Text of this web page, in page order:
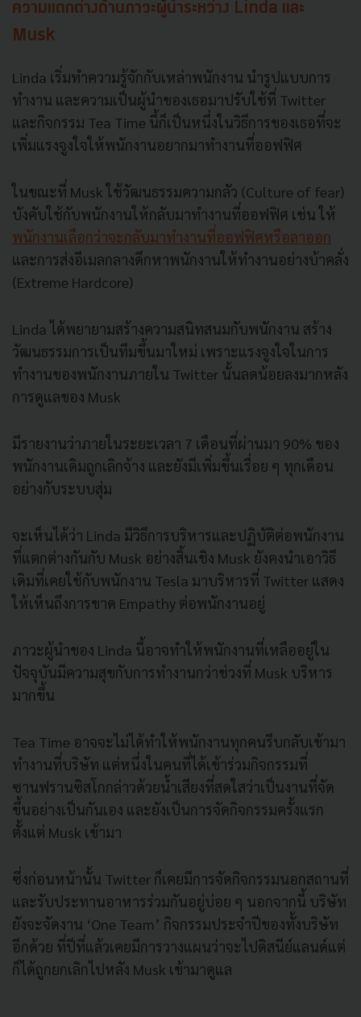
ความแตกต่างด้านภาวะผู้นำระหว่าง Linda และ
Musk
Linda เริ่มทำความรู้จักกับเหล่าพนักงาน นำรูปแบบการ
ทำงาน และความเป็นผู้นำของเธอมาปรับใช้ที่ Twitter
และกิจกรรม Tea Time นี้ก็เป็นหนึ่งในวิธีการของเธอที่จะ
เพิ่มแรงจูงใจให้พนักงานอยากมาทำงานที่ออฟฟิศ
ในขณะที่ Musk ใช้วัฒนธรรมความกลัว (Culture of fear)
บังคับใช้กับพนักงานให้กลับมาทำงานที่ออฟฟิศ เช่น ให้
พนักงานเลือกว่าจะกลับมาทำงานที่ออฟฟิศหรือลาออก
และการส่งอีเมลกลางดึกหาพนักงานให้ทำงานอย่างบ้าคลั่ง
(Extreme Hardcore)
Linda ได้พยายามสร้างความสนิทสนมกับพนักงาน สร้าง
วัฒนธรรมการเป็นทีมขึ้นมาใหม่ เพราะแรงจูงใจในการ
ทำงานของพนักงานภายใน Twitter นั้นลดน้อยลงมากหลัง
การดูแลของ Musk
มีรายงานว่าภายในระยะเวลา 7 เดือนที่ผ่านมา 90% ของ
พนักงานเดิมถูกเลิกจ้าง และยังมีเพิ่มขึ้นเรื่อย ๆ ทุกเดือน
อย่างกับระบบสุ่ม
จะเห็นได้ว่า Linda มีวิธีการบริหารและปฏิบัติต่อพนักงาน
ที่แตกต่างกันกับ Musk อย่างสิ้นเชิง Musk ยังคงนำเอาวิธี
เดิมที่เคยใช้กับพนักงาน Tesla มาบริหารที่ Twitter แสดง
ให้เห็นถึงการขาด Empathy ต่อพนักงานอยู่
ภาวะผู้นำของ Linda นี้อาจทำให้พนักงานที่เหลืออยู่ใน
ปัจจุบันมีความสุขกับการทำงานกว่าช่วงที่ Musk บริหาร
มากขึ้น
Tea Time อาจจะไม่ได้ทำให้พนักงานทุกคนรีบกลับเข้ามา
ทำงานที่บริษัท แต่หนึ่งในคนที่ได้เข้าร่วมกิจกรรมที่
ซานฟรานซิสโกกล่าวด้วยน้ำเสียงที่สดใสว่าเป็นงานที่จัด
ขึ้นอย่างเป็นกันเอง และยังเป็นการจัดกิจกรรมครั้งแรก
ตั้งแต่ Musk เข้ามา
ซึ่งก่อนหน้านั้น Twitter ก็เคยมีการจัดกิจกรรมนอกสถานที่
และรับประทานอาหารร่วมกันอยู่บ่อย ๆ นอกจากนี้ บริษัท
ยังจะจัดงาน ‘One Team’ กิจกรรมประจำปีของทั้งบริษัท
อีกด้วย ที่ปีที่แล้วเคยมีการวางแผนว่าจะไปดิสนีย์แลนด์แต่
ก็ได้ถูกยกเลิกไปหลัง Musk เข้ามาดูแล